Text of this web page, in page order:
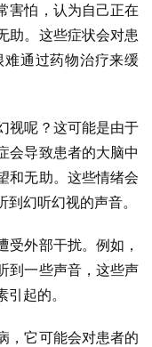
害怕，认为自己正在
助。这些症状会对患
通过药物治疗来缓
视呢？这可能是由于
会导致患者的大脑中
和无助。这些情绪会
幻听幻视的声音。
受外部干扰。例如，
到一些声音，这些声
起的。
，它可能会对患者的